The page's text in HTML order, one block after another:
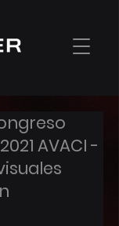
AVACI -